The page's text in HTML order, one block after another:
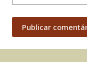
Publicar